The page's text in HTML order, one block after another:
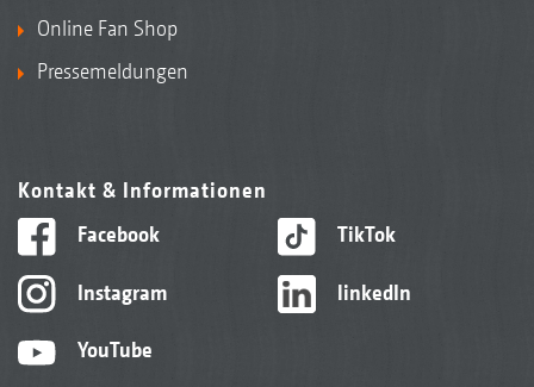
Online Fan Shop
Pressemeldungen
Kontakt & Informationen
Facebook
Instagram
YouTube
TikTok
linkedIn